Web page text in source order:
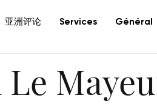
亚洲评论 Services Général